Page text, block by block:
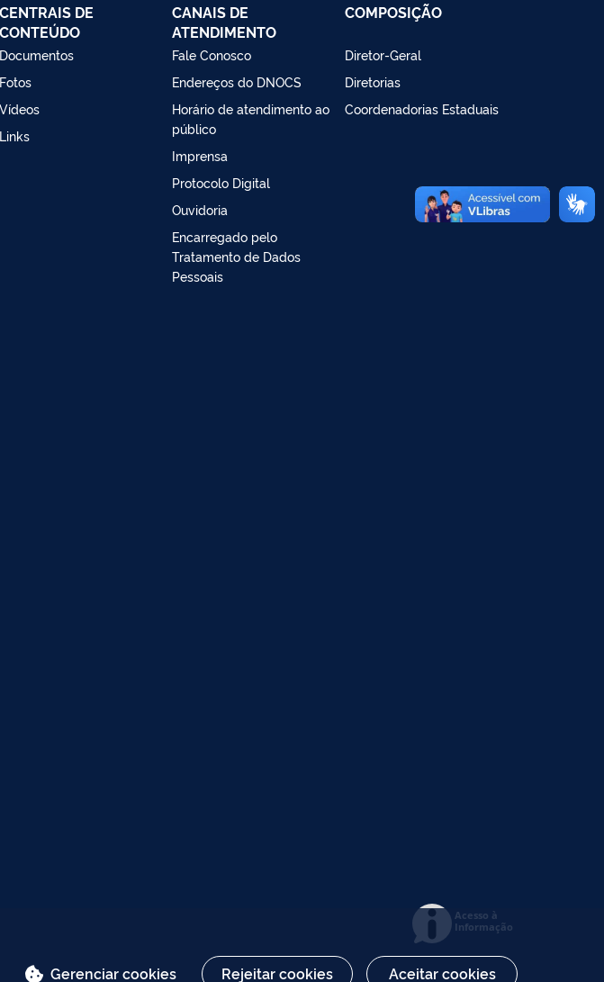
CENTRAIS DE
CONTEÚDO
Documentos
Fotos
Vídeos
Links
CANAIS DE
ATENDIMENTO
Fale Conosco
Endereços do DNOCS
Horário de atendimento ao
público
Imprensa
Protocolo Digital
Ouvidoria
Encarregado pelo
Tratamento de Dados
Pessoais
COMPOSIÇÃO
Diretor-Geral
Diretorias
Coordenadorias Estaduais
Acesso à
Informação
Gerenciar cookies Rejeitar cookies Aceitar cookies